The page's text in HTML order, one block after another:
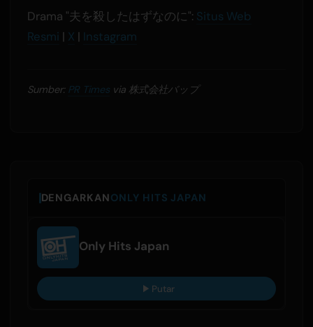
Drama "夫を殺したはずなのに": Situs Web
Resmi | X | Instagram
Sumber: PR Timesvia 株式会社バップ
DENGARKANONLY HITS JAPAN
Only Hits Japan
Putar